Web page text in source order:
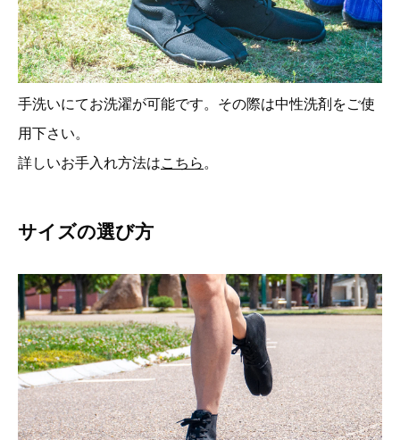
手洗いにてお洗濯が可能です。その際は中性洗剤をご使
用下さい。
詳しいお手入れ方法はこちら 。
サイズの選び方